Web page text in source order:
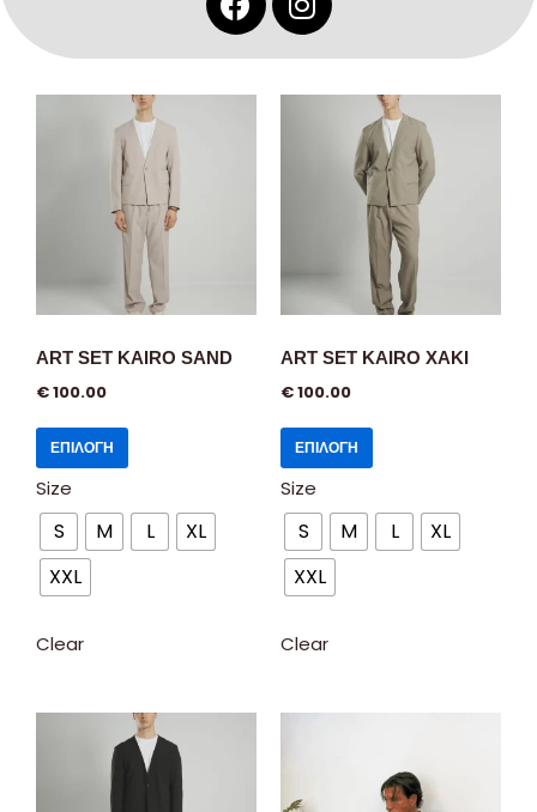
ART SET KAIRO SAND
€100.00
ΕΠΙΛΟΓΉ
Size
S M L
XL
XXL
Clear
ART SET KAIRO XAKI
€100.00
ΕΠΙΛΟΓΉ
Size
S M L
XL
XXL
Clear